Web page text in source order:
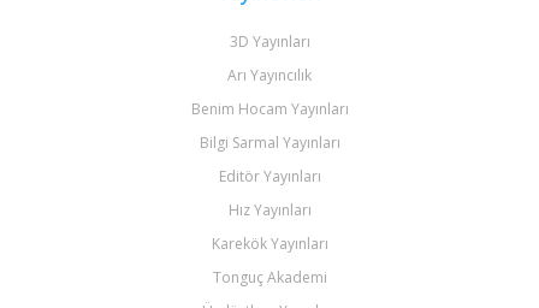
3D Yayınları
Arı Yayıncılık
Benim Hocam Yayınları
Bilgi Sarmal Yayınları
Editör Yayınları
Hız Yayınları
Karekök Yayınları
Tonguç Akademi